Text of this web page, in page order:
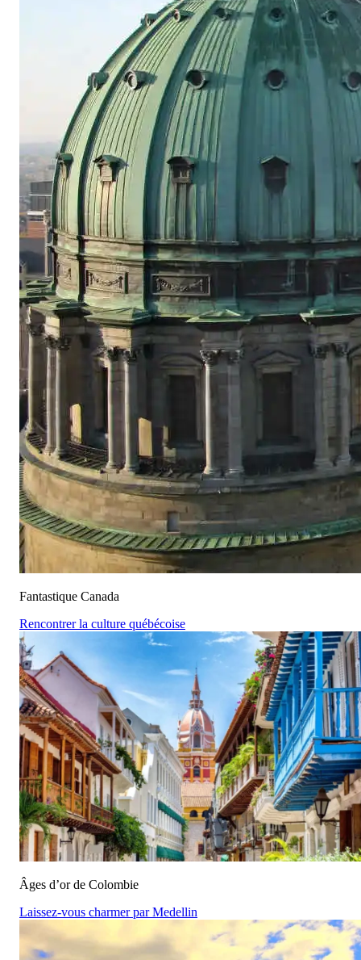
Fantastique Canada
Rencontrer la culture québécoise
Âges d’or de Colombie
Laissez-vous charmer par Medellin